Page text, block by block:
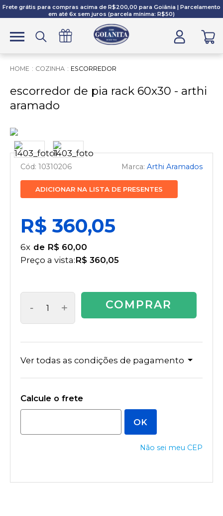
Frete grátis para compras acima de R$200,00 para Goiânia | Parcelamento
em até 6x sem juros (parcela mínima: R$50)
COZINHA ESCORREDOR
escorredor de pia rack 60x30 - arthi
aramado
10310206 Arthi Aramados
ADICIONAR NA LISTA DE PRESENTES
R$ 360,05
6x
R$ 60,00
Preço a vista:R$ 360,05
- + COMPRAR
Ver todas as condições de pagamento
Não sei meu CEP